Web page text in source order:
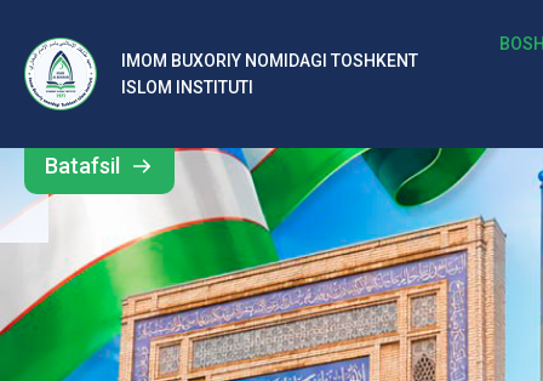
IMOM BUXORIY NOMIDAGI TOSHKENT
ISLOM INSTITUTI
b
al
ar
o‘
rt
a
Barcha
yangiliklar
Batafsil